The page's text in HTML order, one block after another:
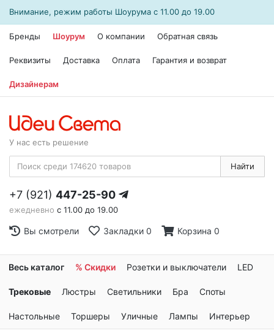
Внимание, режим работы Шоурума с 11.00 до 19.00
Бренды Шоурум О компании Обратная связь
Реквизиты Доставка Оплата Гарантия и возврат
Дизайнерам
У нас есть решение
Найти
+7 (921) 447-25-90
ежедневно с 11.00 до 19.00
Вы смотрели Закладки 0 Корзина 0
Весь каталог % Скидки Розетки и выключатели LED
Трековые Люстры Светильники Бра Споты
Настольные Торшеры Уличные Лампы Интерьер